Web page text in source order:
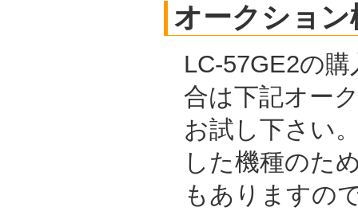
オークション
LC-57GE2の
合は下記オー
お試し下さい
した機種のた
もありますの